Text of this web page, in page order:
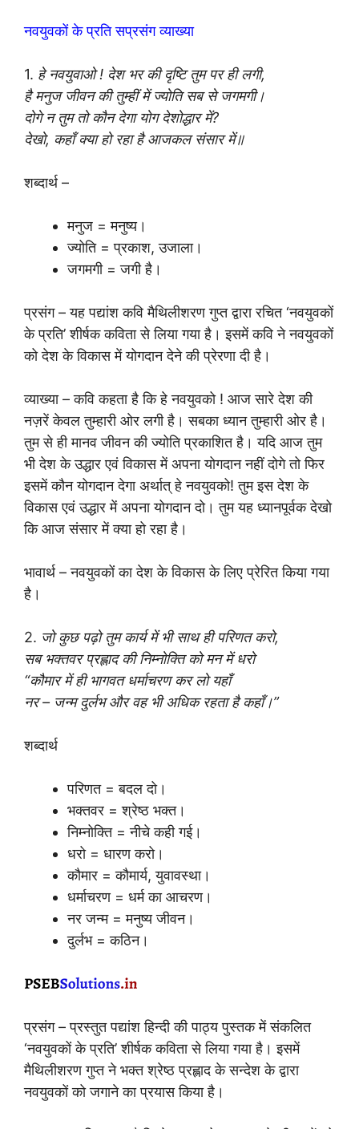
नवयुवकों के प्रति सप्रसंग व्याख्या
1. हे नवयुवाओ ! देश भर की दृष्टि तुम पर ही लगी,
है मनुज जीवन की तुम्हीं में ज्योति सब से जगमगी।
दोगे न तुम तो कौन देगा योग देशोद्धार में?
देखो, कहाँ क्या हो रहा है आजकल संसार में॥
शब्दार्थ –
मनुज = मनुष्य।
ज्योति = प्रकाश, उजाला।
जगमगी = जगी है।
प्रसंग – यह पद्यांश कवि मैथिलीशरण गुप्त द्वारा रचित ‘नवयुवकों
के प्रति’ शीर्षक कविता से लिया गया है। इसमें कवि ने नवयुवकों
को देश के विकास में योगदान देने की प्रेरणा दी है।
व्याख्या – कवि कहता है कि हे नवयुवको ! आज सारे देश की
नज़रें केवल तुम्हारी ओर लगी है। सबका ध्यान तुम्हारी ओर है।
तुम से ही मानव जीवन की ज्योति प्रकाशित है। यदि आज तुम
भी देश के उद्धार एवं विकास में अपना योगदान नहीं दोगे तो फिर
इसमें कौन योगदान देगा अर्थात् हे नवयुवको! तुम इस देश के
विकास एवं उद्धार में अपना योगदान दो। तुम यह ध्यानपूर्वक देखो
कि आज संसार में क्या हो रहा है।
भावार्थ – नवयुवकों का देश के विकास के लिए प्रेरित किया गया
है।
2. जो कुछ पढ़ो तुम कार्य में भी साथ ही परिणत करो,
सब भक्तवर प्रह्लाद की निम्नोक्ति को मन में धरो
“कौमार में ही भागवत धर्माचरण कर लो यहाँ
नर – जन्म दुर्लभ और वह भी अधिक रहता है कहाँ।”
शब्दार्थ
परिणत = बदल दो।
भक्तवर = श्रेष्ठ भक्त।
निम्नोक्ति = नीचे कही गई।
धरो = धारण करो।
कौमार = कौमार्य, युवावस्था।
धर्माचरण = धर्म का आचरण।
नर जन्म = मनुष्य जीवन।
दुर्लभ = कठिन।
प्रसंग – प्रस्तुत पद्यांश हिन्दी की पाठ्य पुस्तक में संकलित
‘नवयुवकों के प्रति’ शीर्षक कविता से लिया गया है। इसमें
मैथिलीशरण गुप्त ने भक्त श्रेष्ठ प्रह्लाद के सन्देश के द्वारा
नवयुवकों को जगाने का प्रयास किया है।